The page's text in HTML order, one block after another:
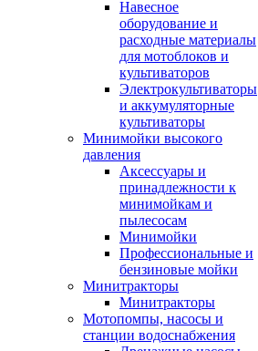
Навесное
оборудование и
расходные материалы
для мотоблоков и
культиваторов
Электрокультиваторы
и аккумуляторные
культиваторы
Минимойки высокого
давления
Аксессуары и
принадлежности к
минимойкам и
пылесосам
Минимойки
Профессиональные и
бензиновые мойки
Минитракторы
Минитракторы
Мотопомпы, насосы и
станции водоснабжения